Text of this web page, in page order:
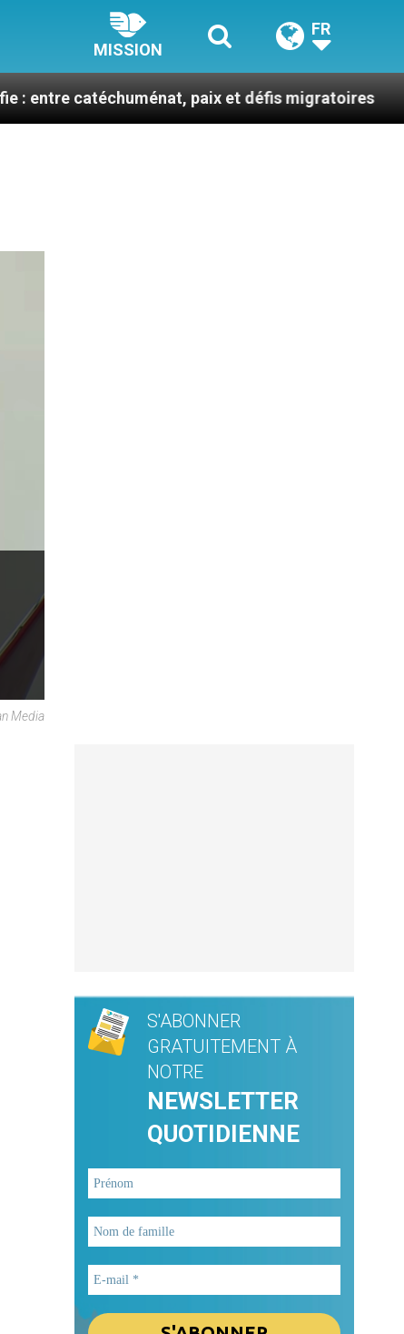
MISSION
FR
paix et défis migratoires Léon
Media
S'ABONNER
GRATUITEMENT À
NOTRE
NEWSLETTER
QUOTIDIENNE